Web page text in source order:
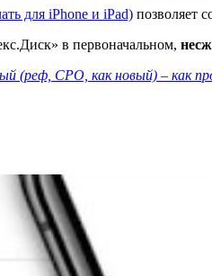
для iPhone и iPad) позволяет
в первоначальном,
(реф, CPO, как новый) – как